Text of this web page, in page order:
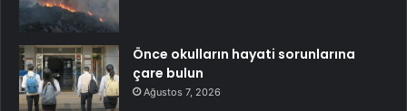
Önce okulların hayati sorunlarına
çare bulun
Ağustos 7, 2026